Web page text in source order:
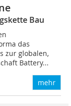
Bau
das
zur globalen,
Battery...
mehr